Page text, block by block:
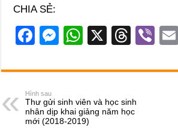
CHIA SẺ:
F
c
e
b
o
M
ss
n
g
W
at
A
p
X
T
e
d
Vi
er
Hình sau
Thư gửi sinh viên và học sinh
nhân dịp khai giảng năm học
mới (2018-2019)